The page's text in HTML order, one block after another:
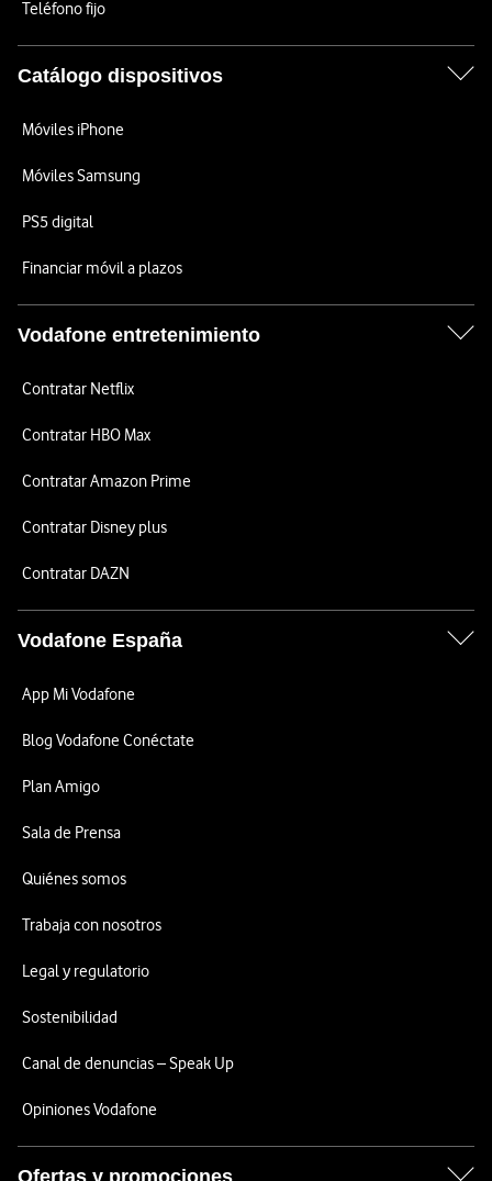
Teléfono fijo
Catálogo dispositivos
Móviles iPhone
Móviles Samsung
PS5 digital
Financiar móvil a plazos
Vodafone entretenimiento
Contratar Netflix
Contratar HBO Max
Contratar Amazon Prime
Contratar Disney plus
Contratar DAZN
Vodafone España
App Mi Vodafone
Blog Vodafone Conéctate
Plan Amigo
Sala de Prensa
Quiénes somos
Trabaja con nosotros
Legal y regulatorio
Sostenibilidad
Canal de denuncias – Speak Up
Opiniones Vodafone
Ofertas y promociones